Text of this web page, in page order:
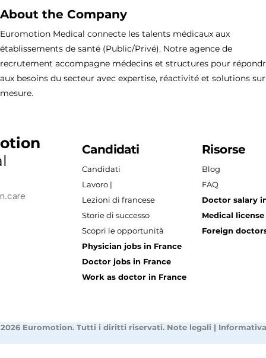
About the Company
Euromotion Medical connecte les talents médicaux aux
établissements de santé (Public/Privé). Notre agence de
recrutement accompagne médecins et structures pour
aux besoins du secteur avec expertise, réactivité et solutions sur
mesure.
Candidati
Candidati
Lavoro |
Lezioni di francese
Storie di successo
Scopri le opportunità
Physician jobs in France
Doctor jobs in France
Work as doctor in France
Risorse
Blog
FAQ
Doctor salary
Medical
Foreign
Euromotion. Tutti i diritti riservati. Note legali |